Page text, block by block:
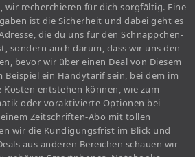
wir recherchieren für dich sorgfältig. Eine
ist die Sicherheit und dabei geht es
die du uns für den Schnäppchen-
sondern auch darum, dass wir uns den
bevor wir über einen Deal von Diesem
Beispiel ein Handytarif sein, bei dem im
entstehen können, wie zum
oder voraktivierte Optionen bei
Zeitschriften-Abo mit tollen
wir die Kündigungsfrist im Blick und
aus anderen Bereichen schauen wir